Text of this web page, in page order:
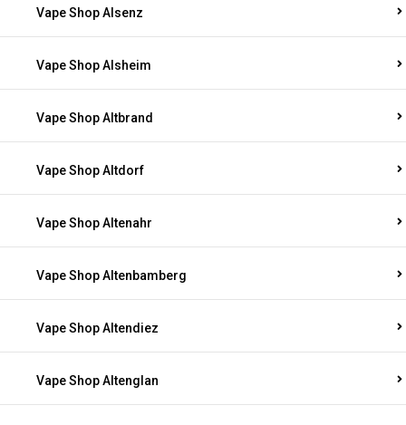
Vape Shop Alsenz
Vape Shop Alsheim
Vape Shop Altbrand
Vape Shop Altdorf
Vape Shop Altenahr
Vape Shop Altenbamberg
Vape Shop Altendiez
Vape Shop Altenglan